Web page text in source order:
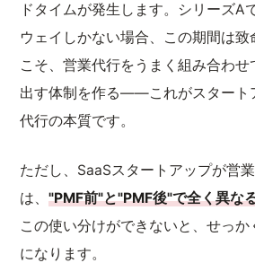
ドタイムが発生します。シリーズA
ウェイしかない場合、この期間は致
こそ、営業代行をうまく組み合わ
出す体制を作る——これがスタート
代行の本質です。
ただし、SaaSスタートアップが営
は、"PMF前"と"PMF後"で全く異な
この使い分けができないと、せっ
になります。